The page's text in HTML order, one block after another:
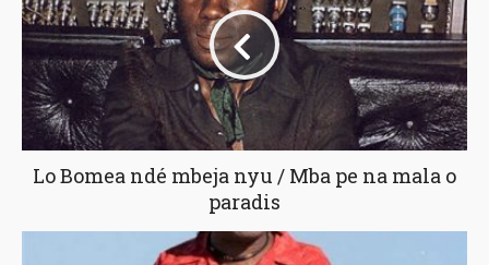
Lo Bomea ndé mbeja nyu / Mba pe na mala o
paradis